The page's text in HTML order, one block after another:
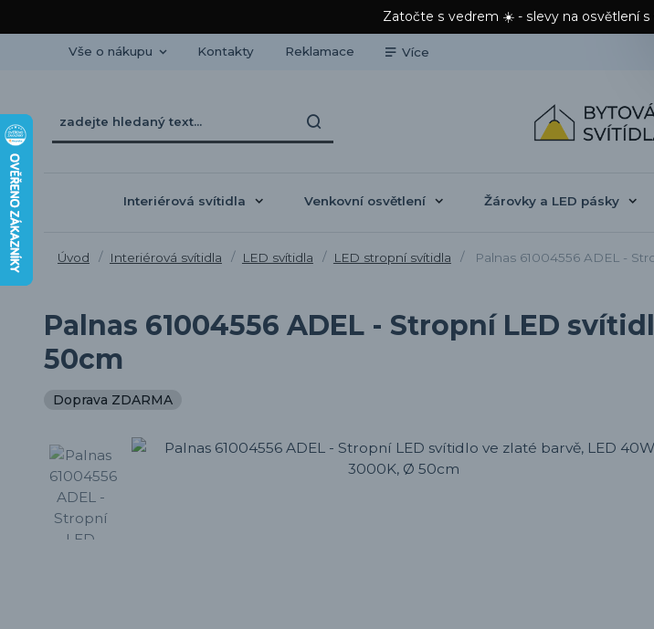
Zatočte s vedrem ☀️ - slevy na osvětlení
Vše o nákupu Kontakty Reklamace Více
Interiérová svítidla Venkovní osvětlení Žárovky a LED pásky
Úvod Interiérová svítidla LED svítidla LED stropní svítidla Palnas 61004556 ADEL -
Palnas 61004556 ADEL - Stropní LED
50cm
Doprava ZDARMA